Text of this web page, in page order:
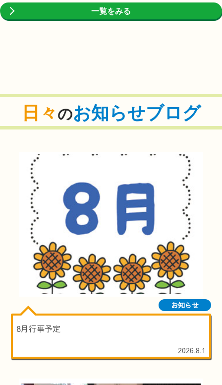
一覧をみる
日々 のお知らせブログ
お知らせ
8月行事予定
2026.8.1